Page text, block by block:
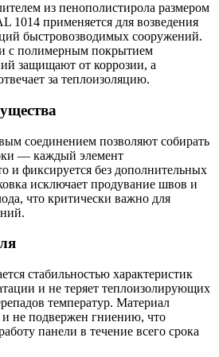
из пенополистирола размером
1014 применяется для возведения
быстровозводимых сооружений.
с полимерным покрытием
защищают от коррозии, а
за теплоизоляцию.
соединением позволяют собирать
— каждый элемент
и фиксируется без дополнительных
исключает продувание швов и
что критически важно для
стабильностью характеристик
и не теряет теплоизолирующих
температур. Материал
и не подвержен гниению, что
панели в течение всего срока